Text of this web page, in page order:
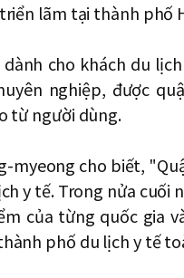
lãm tại thành phố
cho khách du
nghiệp, được
từ người dùng.
myeong cho biết,
y tế. Trong nửa cuối
của từng quốc gia
phố du lịch y tế